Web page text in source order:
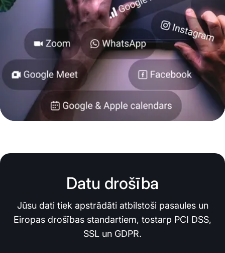
Datu drošība
Jūsu dati tiek apstrādāti atbilstoši pasaules un
Eiropas drošības standartiem, tostarp PCI DSS,
SSL un GDPR.